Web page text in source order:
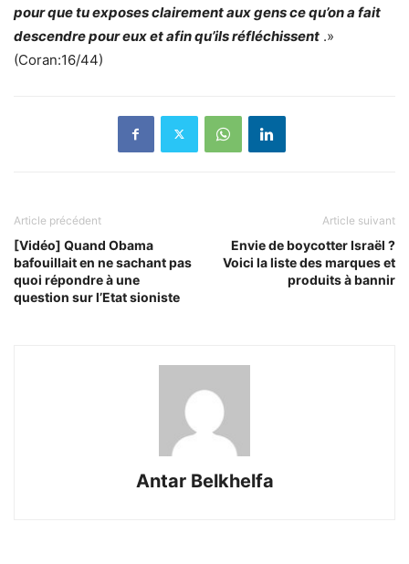
pour que tu exposes clairement aux gens ce qu’on a fait
descendre pour eux et afin qu’ils réfléchissent .»
(Coran:16/44)
Article précédent
[Vidéo] Quand Obama
bafouillait en ne sachant pas
quoi répondre à une
question sur l’Etat sioniste
Article suivant
Envie de boycotter Israël ?
Voici la liste des marques et
produits à bannir
Antar Belkhelfa